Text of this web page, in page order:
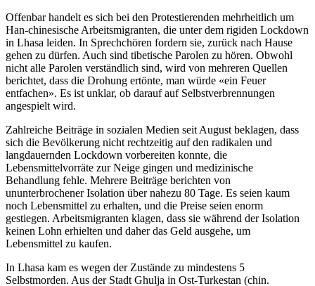
Offenbar handelt es sich bei den Protestierenden mehrheitlich um
Han-chinesische Arbeitsmigranten, die unter dem rigiden Lockdown
in Lhasa leiden. In Sprechchören fordern sie, zurück nach Hause
gehen zu dürfen. Auch sind tibetische Parolen zu hören. Obwohl
nicht alle Parolen verständlich sind, wird von mehreren Quellen
berichtet, dass die Drohung ertönte, man würde «ein Feuer
entfachen». Es ist unklar, ob darauf auf Selbstverbrennungen
angespielt wird.
Zahlreiche Beiträge in sozialen Medien seit August beklagen, dass
sich die Bevölkerung nicht rechtzeitig auf den radikalen und
langdauernden Lockdown vorbereiten konnte, die
Lebensmittelvorräte zur Neige gingen und medizinische
Behandlung fehle. Mehrere Beiträge berichten von
ununterbrochener Isolation über nahezu 80 Tage. Es seien kaum
noch Lebensmittel zu erhalten, und die Preise seien enorm
gestiegen. Arbeitsmigranten klagen, dass sie während der Isolation
keinen Lohn erhielten und daher das Geld ausgehe, um
Lebensmittel zu kaufen.
In Lhasa kam es wegen der Zustände zu mindestens 5
Selbstmorden. Aus der Stadt Ghulja in Ost-Turkestan (chin.